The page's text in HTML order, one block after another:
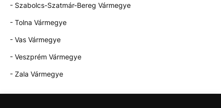
- Szabolcs-Szatmár-Bereg Vármegye
- Tolna Vármegye
- Vas Vármegye
- Veszprém Vármegye
- Zala Vármegye